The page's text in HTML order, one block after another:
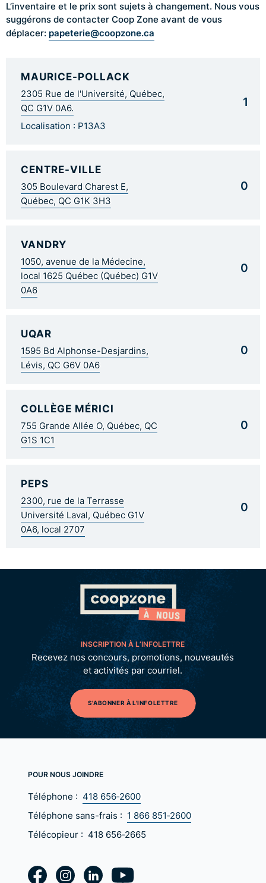
L’inventaire et le prix sont sujets à changement. Nous vous
suggérons de contacter Coop Zone avant de vous
déplacer: papeterie@coopzone.ca
MAURICE-POLLACK
2305 Rue de l'Université, Québec,
QC G1V 0A6.
Localisation : P13A3
1
CENTRE-VILLE
305 Boulevard Charest E,
Québec, QC G1K 3H3
0
VANDRY
1050, avenue de la Médecine,
local 1625 Québec (Québec) G1V
0A6
0
UQAR
1595 Bd Alphonse-Desjardins,
Lévis, QC G6V 0A6
0
COLLÈGE MÉRICI
755 Grande Allée O, Québec, QC
G1S 1C1
0
PEPS
2300, rue de la Terrasse
Université Laval, Québec G1V
0A6, local 2707
0
INSCRIPTION À L’INFOLETTRE
Recevez nos concours, promotions, nouveautés
et activités par courriel.
S'ABONNER À L'INFOLETTRE
POUR NOUS JOINDRE
Téléphone : 418 656‑2600
Téléphone sans-frais : 1 866 851‑2600
Télécopieur : 418 656‑2665